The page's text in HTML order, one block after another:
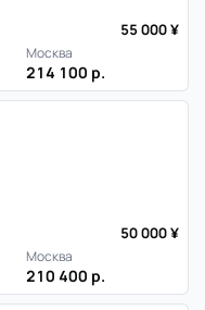
55 000 ¥
Москва
214 100 р.
50 000 ¥
Москва
210 400 р.